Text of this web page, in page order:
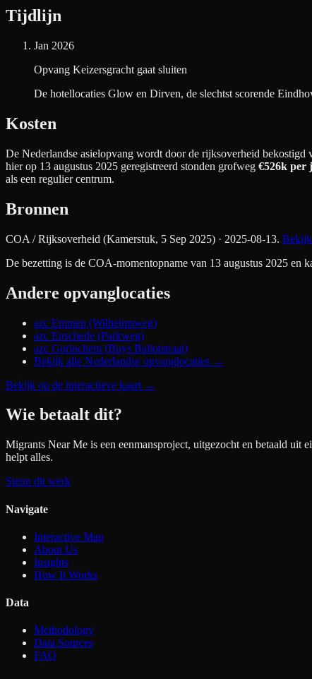
Tijdlijn
Jan 2026
Opvang Keizersgracht gaat sluiten
De hotellocaties Glow en Dirven, de slechtst scorende
Kosten
De Nederlandse asielopvang wordt door de rijksoverheid
hier op 13 augustus 2025 geregistreerd stonden grofweg €526k per
als een regulier centrum.
Bronnen
COA / Rijksoverheid (Kamerstuk, 5 Sep 2025) · 2025-08-13.
De bezetting is de COA-momentopname van 13 augustus 2025 en
Andere opvanglocaties
azc Emmen (Wilhelmsweg)
azc Enschede (Parkweg)
azc Gorinchem (Buys Ballotstraat)
Bekijk alle Nederlandse opvanglocaties →
Bekijk op de interactieve kaart →
Wie betaalt dit?
Migrants Near Me is een eenmansproject, uitgezocht en betaald uit
helpt alles.
Steun dit werk
Navigate
Interactive Map
About Us
Insights
How It Works
Data
Methodology
Data Sources
FAQ